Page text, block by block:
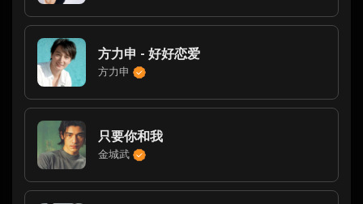
方力申 - 好好恋爱
方力申
只要你和我
金城武